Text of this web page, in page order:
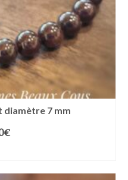
diamètre 7 mm
€